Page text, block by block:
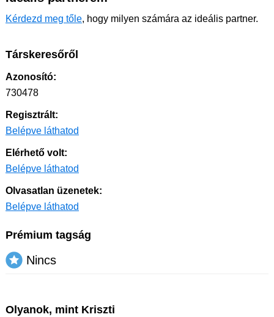
Kérdezd meg tőle, hogy milyen számára az ideális partner.
Társkeresőről
Azonosító:
730478
Regisztrált:
Belépve láthatod
Elérhető volt:
Belépve láthatod
Olvasatlan üzenetek:
Belépve láthatod
Prémium tagság
Nincs
Olyanok, mint Kriszti